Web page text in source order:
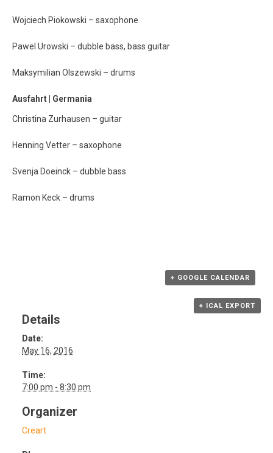
Wojciech Piokowski – saxophone
Pawel Urowski – dubble bass, bass guitar
Maksymilian Olszewski – drums
Ausfahrt | Germania
Christina Zurhausen – guitar
Henning Vetter – saxophone
Svenja Doeinck – dubble bass
Ramon Keck – drums
+ GOOGLE CALENDAR
+ ICAL EXPORT
Details
Date:
May 16, 2016
Time:
7:00 pm - 8:30 pm
Organizer
Creart